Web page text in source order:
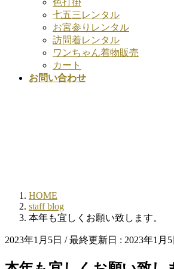
色打掛
七五三レンタル
お宮参りレンタル
訪問着レンタル
ワンちゃん着物販売
カート
お問い合わせ
HOME
staff blog
本年も宜しくお願い致します。
2023年1月5日 / 最終更新日 : 2023年1月5